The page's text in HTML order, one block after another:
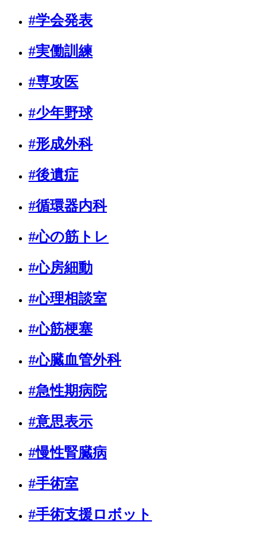
#学会発表
#実働訓練
#専攻医
#少年野球
#形成外科
#後遺症
#循環器内科
#心の筋トレ
#心房細動
#心理相談室
#心筋梗塞
#心臓血管外科
#急性期病院
#意思表示
#慢性腎臓病
#手術室
#手術支援ロボット